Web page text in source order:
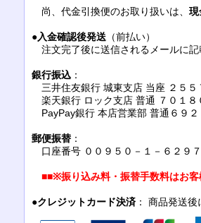
尚、代金引換便のお取り扱いは、 現
●入金確認後発送 （前払い）
注文完了後に送信されるメールに
銀行振込 ：
三井住友銀行 城東支店 当座 ２５５
楽天銀行 ロック支店 普通 ７０１８
PayPay銀行 本店営業部 普通６９
郵便振替 ：
口座番号 ００９５０－１－６２９
■■※振り込み料・振替手数料はお
●クレジットカード決済 ： 商品発送